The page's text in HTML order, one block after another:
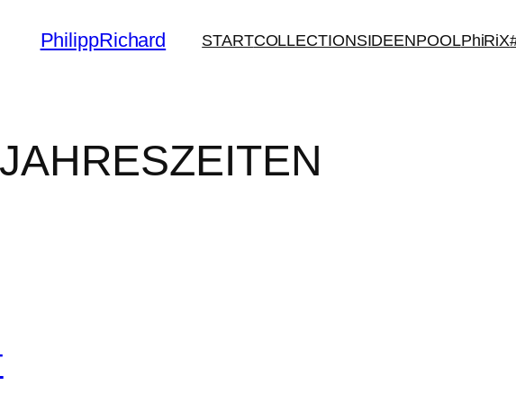
PhilippRichard STARTCOLLECTIONSIDEENPOOLPhiRiX
JAHRESZEITEN